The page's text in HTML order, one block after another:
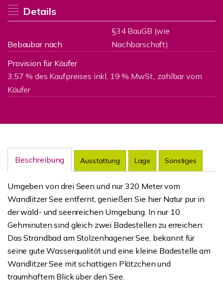
Details
Bebaubar nach
§34 BauGB (wie
Nachbarschaft)
Provision für Käufer
3,57 % des Kaufpreises inkl. 19 % MwSt., zahlbar vom
Käufer
Beschreibung Ausstattung Lage Sonstiges
Umgeben von drei Seen und nur 320 Meter vom
Wandlitzer See entfernt, genießen Sie hier Natur pur in
der wald- und seenreichen Umgebung. In nur 10
Gehminuten sind gleich zwei Badestellen zu erreichen:
Das Strandbad am Stolzenhagener See, bekannt für
seine gute Wasserqualität und eine kleine Badestelle am
Wandlitzer See mit schattigen Plätzchen und
traumhaftem Blick über den See.